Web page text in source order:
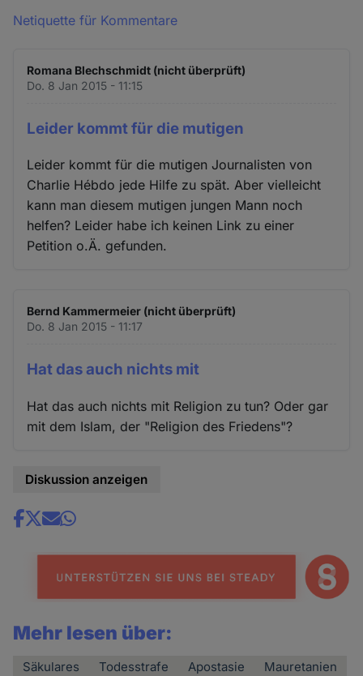
Netiquette für Kommentare
Romana Blechschmidt (nicht überprüft)
Do. 8 Jan 2015 - 11:15
Leider kommt für die mutigen
Leider kommt für die mutigen Journalisten von
Charlie Hébdo jede Hilfe zu spät. Aber vielleicht
kann man diesem mutigen jungen Mann noch
helfen? Leider habe ich keinen Link zu einer
Petition o.Ä. gefunden.
Bernd Kammermeier (nicht überprüft)
Do. 8 Jan 2015 - 11:17
Hat das auch nichts mit
Hat das auch nichts mit Religion zu tun? Oder gar
mit dem Islam, der "Religion des Friedens"?
Diskussion anzeigen
Share
news
Mehr lesen über:
Säkulares Todesstrafe Apostasie Mauretanien